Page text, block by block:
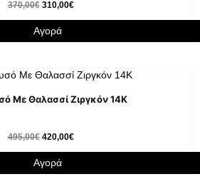
370,00€ 310,00€
Αγορά
Με Θαλασσί Ζιργκόν 14K
495,00€ 420,00€
Αγορά